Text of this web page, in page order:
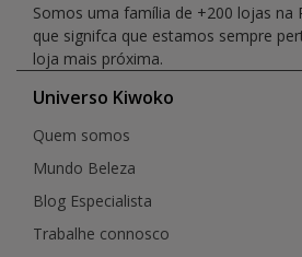
Somos uma família de +200 lojas na
que signifca que estamos sempre
loja mais próxima.
Universo Kiwoko
Quem somos
Mundo Beleza
Blog Especialista
Trabalhe connosco